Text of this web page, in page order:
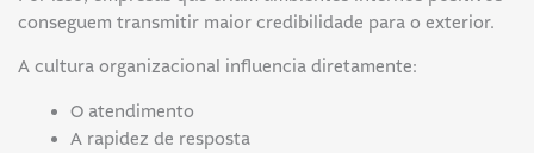
conseguem transmitir maior credibilidade para o exterior.
A cultura organizacional influencia diretamente:
O atendimento
A rapidez de resposta